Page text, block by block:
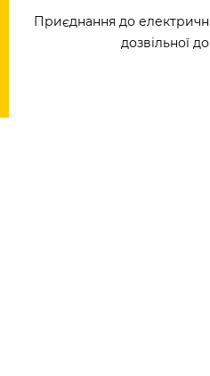
Приєднання до
дозвільної